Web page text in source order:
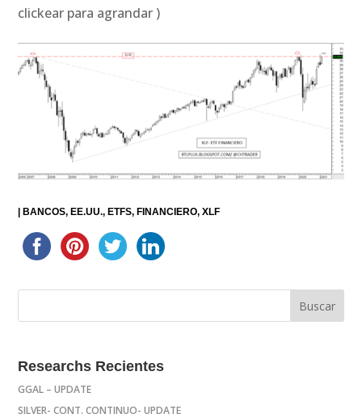
clickear para agrandar )
|BANCOS EE.UU. ETFS FINANCIERO XLF
Researchs Recientes
GGAL – UPDATE
SILVER- CONT. CONTINUO- UPDATE